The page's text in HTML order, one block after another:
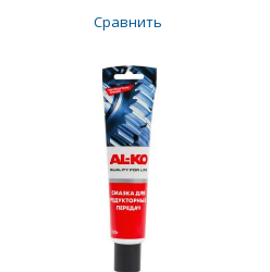
Сравнить